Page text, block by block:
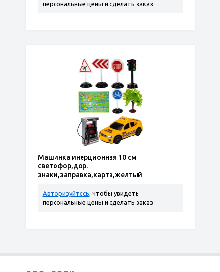
персональные цены и сделать заказ
Машинка инерционная 10 см
светофор,дор.
знаки,заправка,карта,желтый
Авторизуйтесь, чтобы увидеть
персональные цены и сделать заказ